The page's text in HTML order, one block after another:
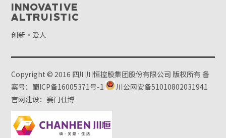
Innovative
Altruistic
创新·爱人
Copyright © 2016 四川川恒控股集团股份有限公司 版权所有备
案号：蜀ICP备16005371号-1
川公网安备51010802031941
官网建设：赛门仕博